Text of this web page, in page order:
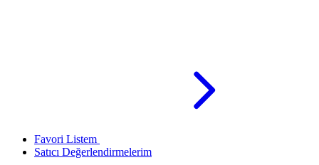
Favori Listem
Satıcı Değerlendirmelerim